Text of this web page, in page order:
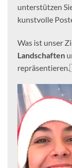
unterstützen
kunstvolle
Was ist unser
Landschaften